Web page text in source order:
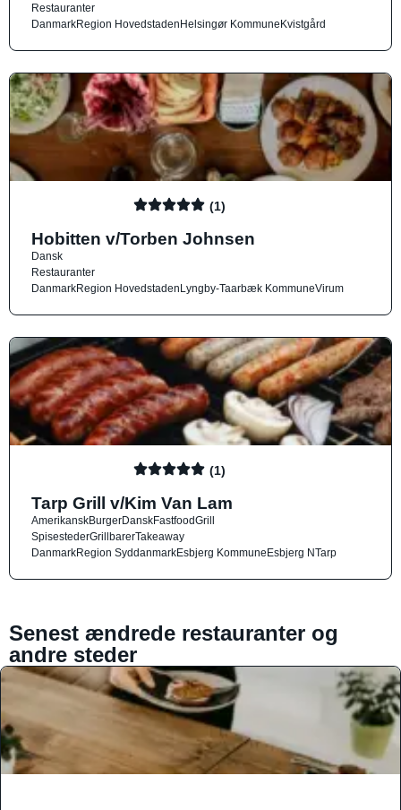
Restauranter
DanmarkRegion HovedstadenHelsingør KommuneKvistgård
(1)
Hobitten v/Torben Johnsen
Dansk
Restauranter
DanmarkRegion HovedstadenLyngby-Taarbæk KommuneVirum
(1)
Tarp Grill v/Kim Van Lam
AmerikanskBurgerDanskFastfoodGrill
SpisestederGrillbarerTakeaway
DanmarkRegion SyddanmarkEsbjerg KommuneEsbjerg NTarp
Senest ændrede restauranter og
andre steder